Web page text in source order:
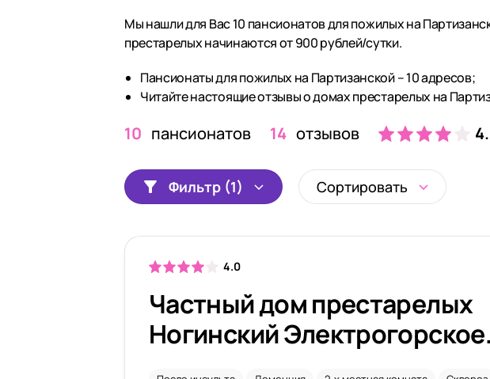
Мы нашли для Вас 10 пансионатов для пожилых на
престарелых начинаются от 900 рублей/сутки.
Пансионаты для пожилых на Партизанской – 10 адресов;
Читайте настоящие отзывы о домах престарелых на
10 пансионатов 14 отзывов
Фильтр (1) Сортировать
4.0
Частный дом престарелых
Ногинский Электрогорское